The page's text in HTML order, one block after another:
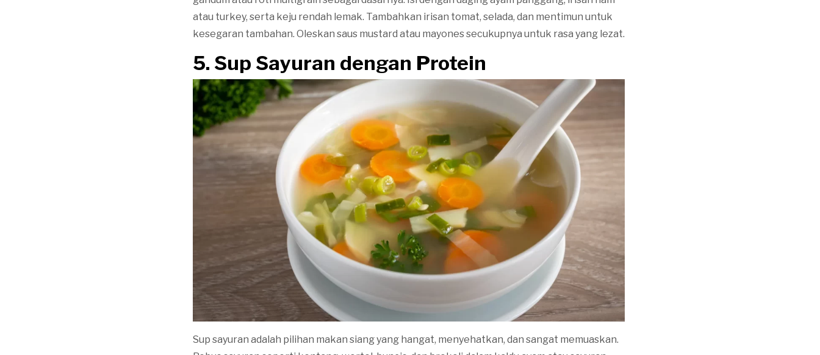
atau turkey, serta keju rendah lemak. Tambahkan irisan tomat, selada, dan mentimun untuk
kesegaran tambahan. Oleskan saus mustard atau mayones secukupnya untuk rasa yang lezat.
5. Sup Sayuran dengan Protein
Sup sayuran adalah pilihan makan siang yang hangat, menyehatkan, dan sangat memuaskan.